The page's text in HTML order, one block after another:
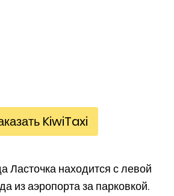
KiwiTaxi
Ласточка находится с левой
из аэропорта за парковкой.